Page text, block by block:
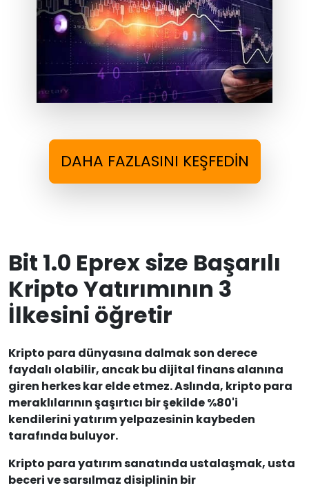
DAHA FAZLASINI KEŞFEDIN
Bit 1.0 Eprex size Başarılı
Kripto Yatırımının 3
İlkesini öğretir
Kripto para dünyasına dalmak son derece
faydalı olabilir, ancak bu dijital finans alanına
giren herkes kar elde etmez. Aslında, kripto para
meraklılarının şaşırtıcı bir şekilde %80'i
kendilerini yatırım yelpazesinin kaybeden
tarafında buluyor.
Kripto para yatırım sanatında ustalaşmak, usta
beceri ve sarsılmaz disiplinin bir